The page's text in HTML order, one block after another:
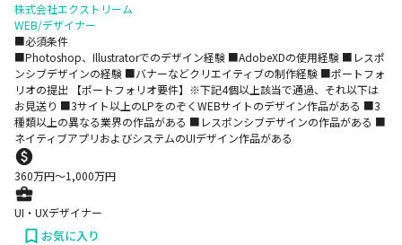
株式会社エクストリーム
WEB/デザイナー
■必須条件
■Photoshop、Illustratorでのデザイン経験 ■AdobeXDの使用経験 ■レスポ
ンシブデザインの経験 ■バナーなどクリエイティブの制作経験 ■ポートフォ
リオの提出 【ポートフォリオ要件】※下記4個以上該当で通過、それ以下は
お見送り ■3サイト以上のLPをのぞくWEBサイトのデザイン作品がある ■3
種類以上の異なる業界の作品がある ■レスポンシブデザインの作品がある ■
ネイティブアプリおよびシステムのUIデザイン作品がある
360万円〜1,000万円
UI・UXデザイナー
お気に入り